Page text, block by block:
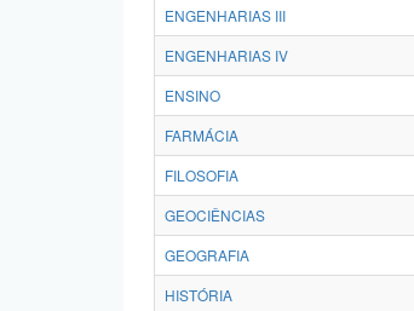
ENGENHARIAS III
ENGENHARIAS IV
ENSINO
FARMÁCIA
FILOSOFIA
GEOCIÊNCIAS
GEOGRAFIA
HISTÓRIA